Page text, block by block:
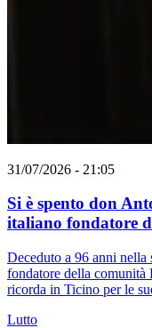
31/07/2026 - 21:05
Si è spento don
italiano fondatore
Deceduto a 96 anni
fondatore della comunità
ricorda in Ticino per le
Lutto